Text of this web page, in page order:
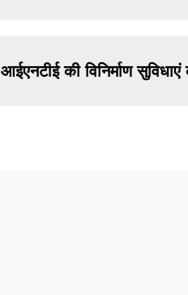
आईएनटीई की विनिर्माण